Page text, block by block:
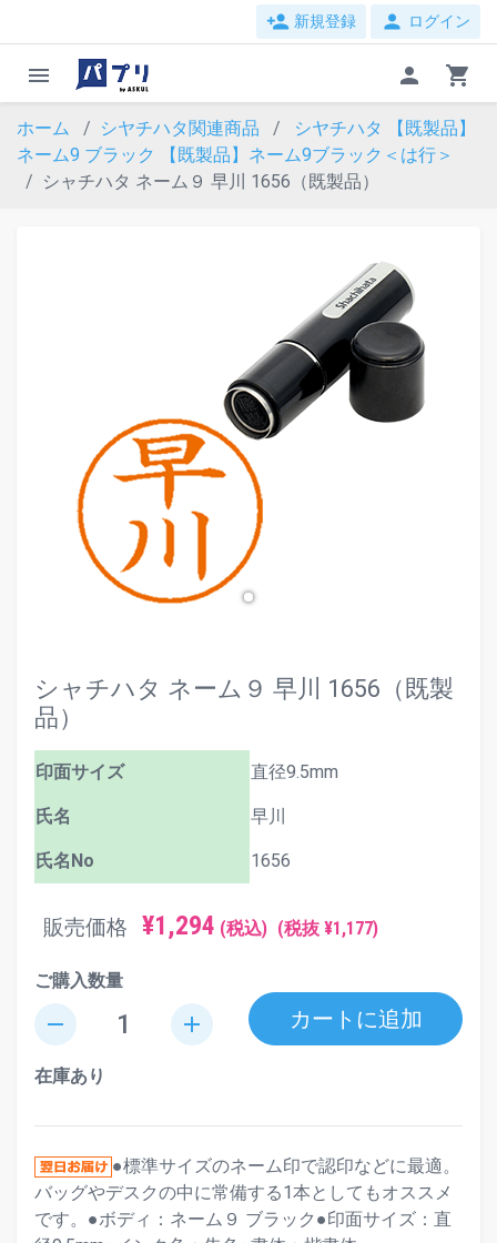
person_add 新規登録 person ログイン
menu person shopping_cart
ホーム シヤチハタ関連商品
シヤチハタ 【既製品】
ネーム9 ブラック
【既製品】ネーム9ブラック＜は行＞
シャチハタ ネーム９ 早川 1656（既製品）
シャチハタ ネーム９ 早川 1656（既製
品）
印面サイズ 直径9.5mm
氏名 早川
氏名No 1656
販売価格 ¥1,294 (税込) (税抜 ¥1,177)
ご購入数量
remove add カートに追加
在庫あり
●標準サイズのネーム印で認印などに最適。
バッグやデスクの中に常備する1本としてもオススメ
です。●ボディ：ネーム９ ブラック●印面サイズ：直